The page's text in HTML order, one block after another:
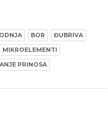
BOR
ĐUBRIVA
MIKROELEMENTI
PRINOSA